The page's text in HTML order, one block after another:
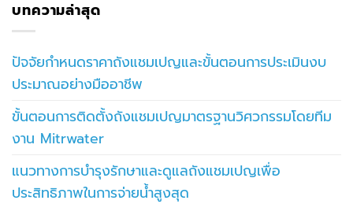
บทความล่าสุด
ปัจจัยกำหนดราคาถังแชมเปญและขั้นตอนการประเมินงบ
ประมาณอย่างมืออาชีพ
ขั้นตอนการติดตั้งถังแชมเปญมาตรฐานวิศวกรรมโดยทีม
งาน Mitrwater
แนวทางการบำรุงรักษาและดูแลถังแชมเปญเพื่อ
ประสิทธิภาพในการจ่ายน้ำสูงสุด